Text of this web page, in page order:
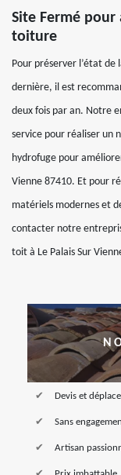
Site Fermé
toiture
Pour préserver l’état
dernière, il est
deux fois par an. Notre
service pour réaliser un
hydrofuge pour
Vienne 87410. Et pour
matériels modernes et
contacter notre
toit à Le Palais Sur
Devis et
Sans
Artisan